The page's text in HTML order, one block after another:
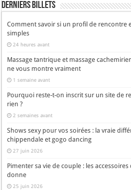
Derniers Billets
Comment savoir si un profil de rencontre
simples
24 heures avant
Massage tantrique et massage
ne vous montre vraiment
1 semaine avant
Pourquoi reste-t-on inscrit sur un site de
rien ?
2 semaines avant
Shows sexy pour vos soirées : la vraie
chippendale et gogo dancing
27 juin 2026
Pimenter sa vie de couple : les
donne
25 juin 2026